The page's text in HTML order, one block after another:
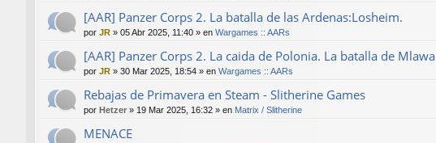
[AAR] Panzer Corps 2. La batalla de las Ardenas:Losheim.
por JR » 05 Abr 2025, 11:40 » en Wargames :: AARs
[AAR] Panzer Corps 2. La caida de Polonia. La batalla de Mlawa
por JR » 30 Mar 2025, 18:54 » en Wargames :: AARs
Rebajas de Primavera en Steam - Slitherine Games
por Hetzer » 19 Mar 2025, 16:32 » en Matrix / Slitherine
MENACE